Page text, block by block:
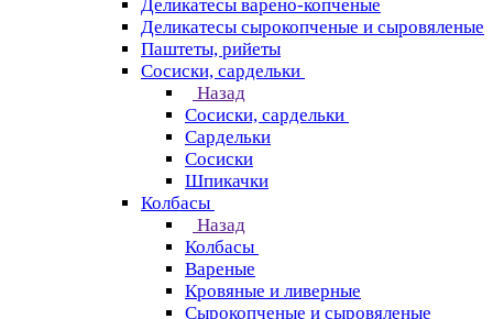
Деликатесы варено-копченые
Деликатесы сырокопченые и сыровяленые
Паштеты, рийеты
Сосиски, сардельки
Назад
Сосиски, сардельки
Сардельки
Сосиски
Шпикачки
Колбасы
Назад
Колбасы
Вареные
Кровяные и ливерные
Сырокопченые и сыровяленые